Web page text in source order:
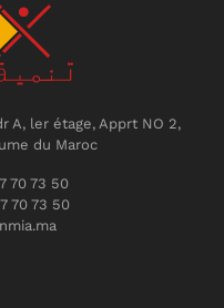
A, ler étage, Apprt NO 2,
du Maroc
70 73 50
70 73 50